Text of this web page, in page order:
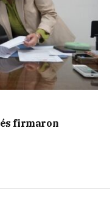
firmaron